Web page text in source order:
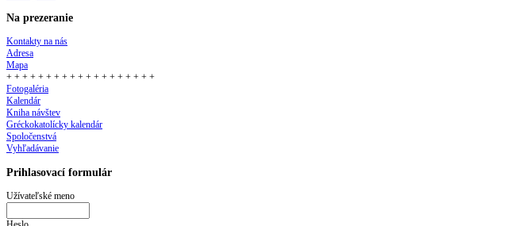
Na prezeranie
Kontakty na nás
Adresa
Mapa
+ + + + + + + + + + + + + + + + + + +
Fotogaléria
Kalendár
Kniha návštev
Gréckokatolícky kalendár
Spoločenstvá
Vyhľadávanie
Prihlasovací formulár
Užívateľské meno